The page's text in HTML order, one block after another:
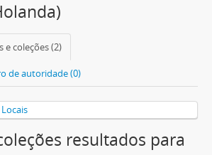
e coleções (2)
de autoridade (0)
Locais
resultados para